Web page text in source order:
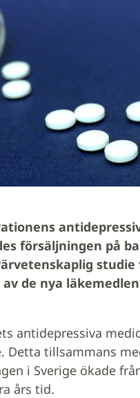
försäljningen på
de nya
antidepressiva
Detta tillsammans
i Sverige ökade
års tid.